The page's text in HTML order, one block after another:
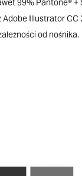
99% Pantone® +
Illustrator CC
od nośnika.